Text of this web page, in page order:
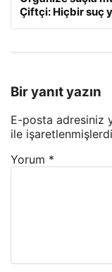
Çiftçi: Hiçbir suç
Bir yanıt yazın
E-posta adresiniz
ile
Yorum *